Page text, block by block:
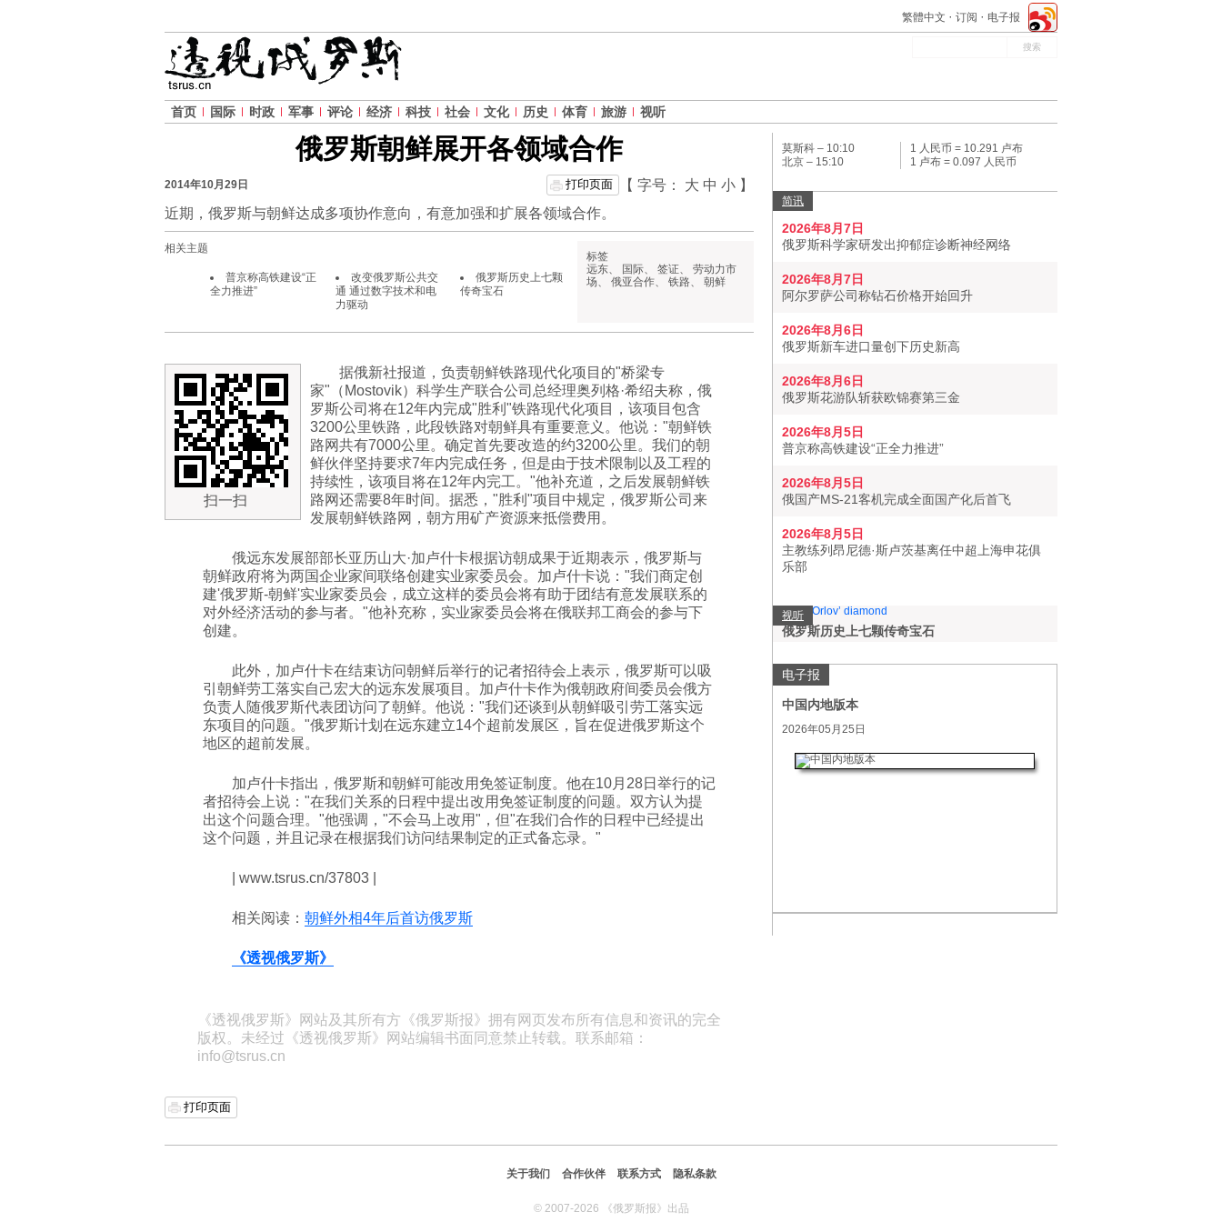
繁體中文 订阅 电子报
首页 国际 时政 军事 评论 经济 科技 社会 文化 历史 体育 旅游 视听
俄罗斯朝鲜展开各领域合作
2014年10月29日 【 字号： 大 中 小 】
打印页面
近期，俄罗斯与朝鲜达成多项协作意向，有意加强和扩展各领域合作。
相关主题
普京称高铁建设“正
全力推进”
改变俄罗斯公共交
通 通过数字技术和电
力驱动
俄罗斯历史上七颗
传奇宝石
标签
远东、 国际、 签证、 劳动力市
场、 俄亚合作、 铁路、 朝鲜
扫一扫
据俄新社报道，负责朝鲜铁路现代化项目的"桥梁专
家"（Mostovik）科学生产联合公司总经理奥列格·希绍夫称，俄
罗斯公司将在12年内完成"胜利"铁路现代化项目，该项目包含
3200公里铁路，此段铁路对朝鲜具有重要意义。他说："朝鲜铁
路网共有7000公里。确定首先要改造的约3200公里。我们的朝
鲜伙伴坚持要求7年内完成任务，但是由于技术限制以及工程的
持续性，该项目将在12年内完工。"他补充道，之后发展朝鲜铁
路网还需要8年时间。据悉，"胜利"项目中规定，俄罗斯公司来
发展朝鲜铁路网，朝方用矿产资源来抵偿费用。
俄远东发展部部长亚历山大·加卢什卡根据访朝成果于近期表示，俄罗斯与
朝鲜政府将为两国企业家间联络创建实业家委员会。加卢什卡说："我们商定创
建'俄罗斯-朝鲜'实业家委员会，成立这样的委员会将有助于团结有意发展联系的
对外经济活动的参与者。"他补充称，实业家委员会将在俄联邦工商会的参与下
创建。
此外，加卢什卡在结束访问朝鲜后举行的记者招待会上表示，俄罗斯可以吸
引朝鲜劳工落实自己宏大的远东发展项目。加卢什卡作为俄朝政府间委员会俄方
负责人随俄罗斯代表团访问了朝鲜。他说："我们还谈到从朝鲜吸引劳工落实远
东项目的问题。"俄罗斯计划在远东建立14个超前发展区，旨在促进俄罗斯这个
地区的超前发展。
加卢什卡指出，俄罗斯和朝鲜可能改用免签证制度。他在10月28日举行的记
者招待会上说："在我们关系的日程中提出改用免签证制度的问题。双方认为提
出这个问题合理。"他强调，"不会马上改用"，但"在我们合作的日程中已经提出
这个问题，并且记录在根据我们访问结果制定的正式备忘录。"
| www.tsrus.cn/37803 |
相关阅读： 朝鲜外相4年后首访俄罗斯
《透视俄罗斯》
《透视俄罗斯》网站及其所有方《俄罗斯报》拥有网页发布所有信息和资讯的完全
版权。未经过《透视俄罗斯》网站编辑书面同意禁止转载。联系邮箱：
info@tsrus.cn
打印页面
莫斯科 – 10:10
北京 – 15:10
1 人民币 = 10.291 卢布
1 卢布 = 0.097 人民币
简讯
2026年8月7日
俄罗斯科学家研发出抑郁症诊断神经网络
2026年8月7日
阿尔罗萨公司称钻石价格开始回升
2026年8月6日
俄罗斯新车进口量创下历史新高
2026年8月6日
俄罗斯花游队斩获欧锦赛第三金
2026年8月5日
普京称高铁建设“正全力推进”
2026年8月5日
俄国产MS-21客机完成全面国产化后首飞
2026年8月5日
主教练列昂尼德·斯卢茨基离任中超上海申花俱
乐部
视听
俄罗斯历史上七颗传奇宝石
电子报
中国内地版本
2026年05月25日
关于我们 合作伙伴 联系方式 隐私条款
© 2007-2026 《俄罗斯报》出品